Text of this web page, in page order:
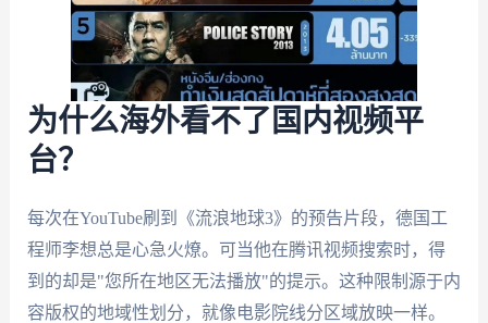
为什么海外看不了国内视频平
台？
每次在YouTube刷到《流浪地球3》的预告片段，德国工
程师李想总是心急火燎。可当他在腾讯视频搜索时，得
到的却是"您所在地区无法播放"的提示。这种限制源于内
容版权的地域性划分，就像电影院线分区域放映一样。